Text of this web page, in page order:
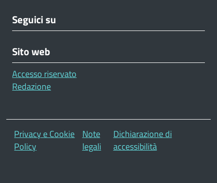
Seguici su
Sito web
Accesso riservato
Redazione
Footer
Privacy e Cookie
Policy
Note
legali
Dichiarazione di
accessibilità